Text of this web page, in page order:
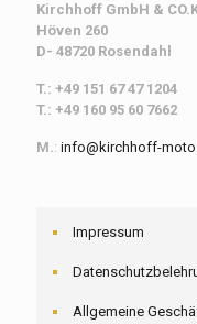
Kirchhoff GmbH &
Höven 260
D- 48720 Rosendahl
T.: +49 151 67 47 1204
T.: +49 160 95 60 7662
M.: info@kirchhoff-
Impressum
Allgemeine